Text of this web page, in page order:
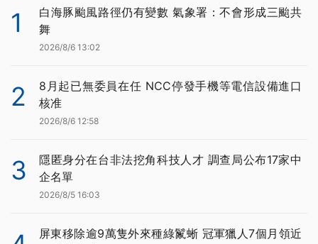
1
白海豚颱風路徑仍有變數 氣象署：不會形成三颱共
舞
2026/8/6 13:02
2
8月起已無委員在任 NCC停發手機等電信設備進口
核准
2026/8/6 12:58
3
隱匿身分在台非法挖角科技人才 調查局公布17家中
企名單
2026/8/5 16:03
屏東移除逾9萬隻外來種綠鬣蜥 冠軍獵人7個月領近